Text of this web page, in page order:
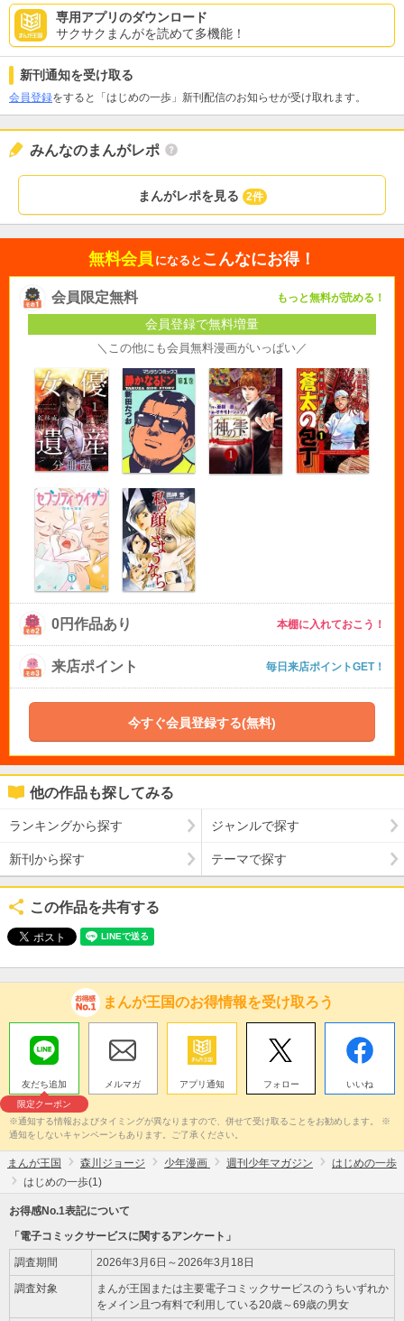
専用アプリのダウンロード
サクサクまんがを読めて多機能！
新刊通知を受け取る
会員登録をすると「はじめの一歩」新刊配信のお知らせが受け取れます。
みんなのまんがレポ
まんがレポを見る 2件
無料会員 になると こんなにお得！
会員限定無料 もっと無料が読める！
会員登録で無料増量
＼この他にも会員無料漫画がいっぱい／
0円作品あり 本棚に入れておこう！
来店ポイント 毎日来店ポイントGET！
今すぐ会員登録する(無料)
他の作品も探してみる
ランキングから探す ジャンルで探す
新刊から探す テーマで探す
この作品を共有する
まんが王国のお得情報を受け取ろう
友だち追加
限定クーポン
メルマガ アプリ通知 フォロー いいね
※通知する情報およびタイミングが異なりますので、併せて受け取ることをお勧めします。 ※
通知をしないキャンペーンもあります。ご了承ください。
まんが王国 森川ジョージ 少年漫画 週刊少年マガジン
はじめの一歩
はじめの一歩(1)
お得感No.1表記について
「電子コミックサービスに関するアンケート」
調査期間 2026年3月6日～2026年3月18日
調査対象
まんが王国または主要電子コミックサービスのうちいずれか
をメイン且つ有料で利用している20歳～69歳の男女